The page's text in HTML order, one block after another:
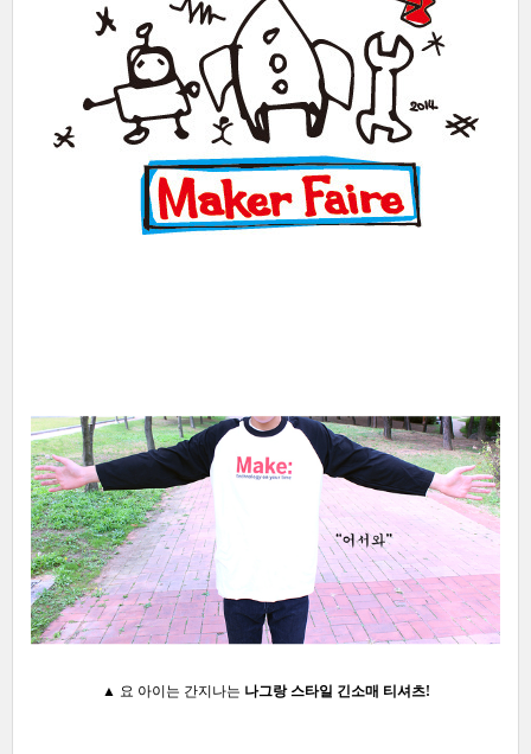
▲ 요 아이는 간지나는 나그랑 스타일 긴소매 티셔츠!